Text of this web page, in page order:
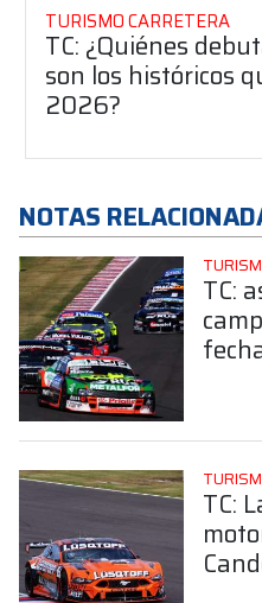
TURISMO CARRETERA
TC: ¿Quiénes
son los históricos
2026?
NOTAS
TC:
TC: